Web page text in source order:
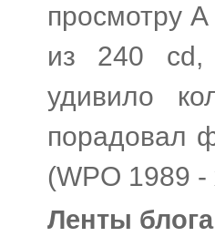
просмотру
из 240 cd,
удивило
порадовал
(WPO 1989 -
Ленты